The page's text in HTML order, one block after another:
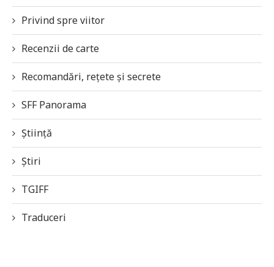
Privind spre viitor
Recenzii de carte
Recomandări, rețete și secrete
SFF Panorama
Știință
Știri
TGIFF
Traduceri